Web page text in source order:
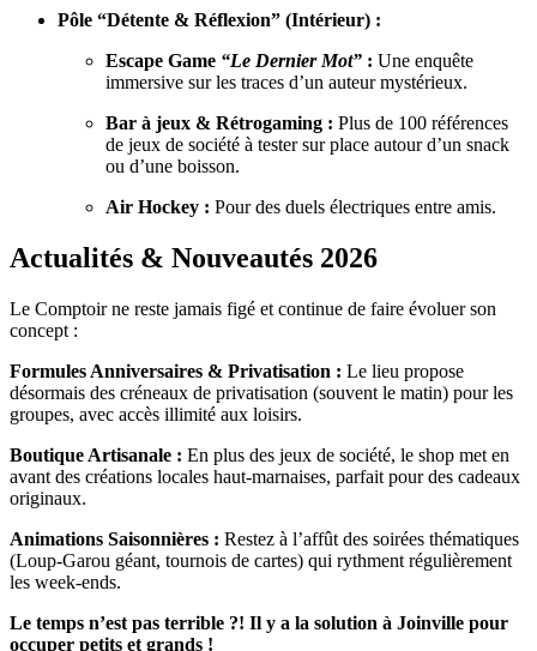
Pôle “Détente & Réflexion” (Intérieur) :
Escape Game “Le Dernier Mot” : Une enquête
immersive sur les traces d’un auteur mystérieux.
Bar à jeux & Rétrogaming : Plus de 100 références
de jeux de société à tester sur place autour d’un snack
ou d’une boisson.
Air Hockey : Pour des duels électriques entre amis.
Actualités & Nouveautés 2026
Le Comptoir ne reste jamais figé et continue de faire évoluer son
concept :
Formules Anniversaires & Privatisation : Le lieu propose
désormais des créneaux de privatisation (souvent le matin) pour les
groupes, avec accès illimité aux loisirs.
Boutique Artisanale : En plus des jeux de société, le shop met en
avant des créations locales haut-marnaises, parfait pour des cadeaux
originaux.
Animations Saisonnières : Restez à l’affût des soirées thématiques
(Loup-Garou géant, tournois de cartes) qui rythment régulièrement
les week-ends.
Le temps n’est pas terrible ?! Il y a la solution à Joinville pour
occuper petits et grands !